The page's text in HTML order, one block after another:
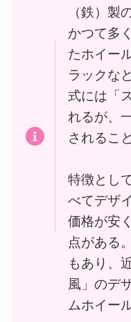
（鉄）製
かつて多
たホイー
ラックな
式には「
れるが、
されるこ
特徴とし
べてデザ
価格が安
点がある
もあり、
風」のデ
ムホイー